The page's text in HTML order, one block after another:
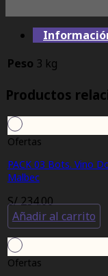
Peso 3 kg
Productos
Ofertas
PACK 03 Bots. Vino
Malbec
S/234.00
Añadir al carrito
Ofertas